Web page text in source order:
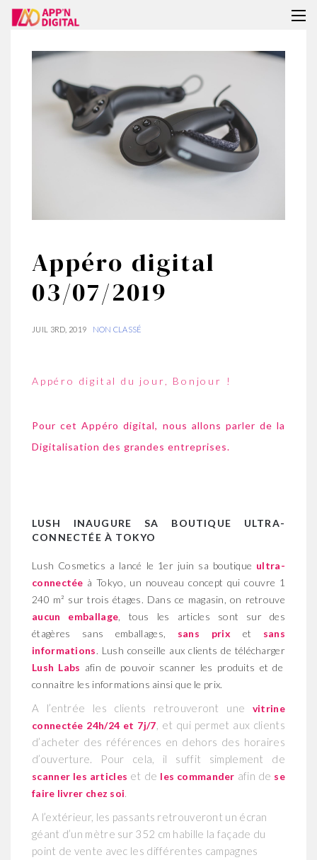
Appéro digital
03/07/2019
JUIL 3RD, 2019 NON CLASSÉ
Appéro digital du jour, Bonjour !
Pour cet Appéro digital, nous allons parler de la
Digitalisation des grandes entreprises.
LUSH INAUGURE SA BOUTIQUE ULTRA-
CONNECTÉE À TOKYO
Lush Cosmetics a lancé le 1er juin sa boutique ultra-
connectée à Tokyo, un nouveau concept qui couvre 1
240 m² sur trois étages. Dans ce magasin, on retrouve
aucun emballage , tous les articles sont sur des
étagères sans emballages, sans prix et sans
informations. Lush conseille aux clients de télécharger
Lush Labs afin de pouvoir scanner les produits et de
connaitre les informations ainsi que le prix.
A l’entrée les clients retrouveront une vitrine
connectée 24h/24 et 7j/7 , et qui permet aux clients
d’acheter des références en dehors des horaires
d’ouverture. Pour cela, il suffit simplement de
scanner les articles et de les commander afin de se
faire livrer chez soi.
A l’extérieur, les passants retrouveront un écran
géant d’un mètre sur 352 cm habille la façade du
point de vente avec les différentes campagnes